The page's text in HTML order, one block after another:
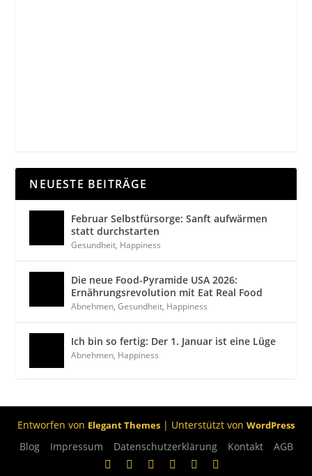
NEUESTE BEITRÄGE
Februar Selbstfürsorge: Sanft aufwärmen
statt durchstarten
Gesundheit, Happiness
Die neue Food-Pyramide USA 2026:
Ernährungsrevolution mit Eat Real Food
Abnehmen,Gesundheit, Happiness
Ich bin so fertig: Der 1. Januar ist eine Lüge
Abnehmen, Happiness
Entworfen von Elegant Themes | Unterstützt von WordPress
Blog Impressum Datenschutzerklärung Kontakt AGB